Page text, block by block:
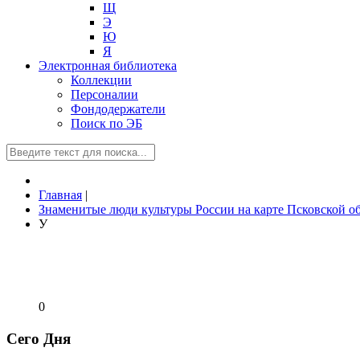
Щ
Э
Ю
Я
Электронная библиотека
Коллекции
Персоналии
Фондодержатели
Поиск по ЭБ
Главная |
Знаменитые люди культуры России на карте Псковской
У
0
Сего Дня